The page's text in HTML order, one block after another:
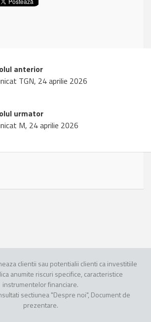
anterior
TGN, 24 aprilie 2026
urmator
M, 24 aprilie 2026
clientii sau potentialii clienti ca investitiile
anumite riscuri specifice, caracteristice
instrumentelor financiare.
sectiunea "Despre noi", Document de
prezentare.